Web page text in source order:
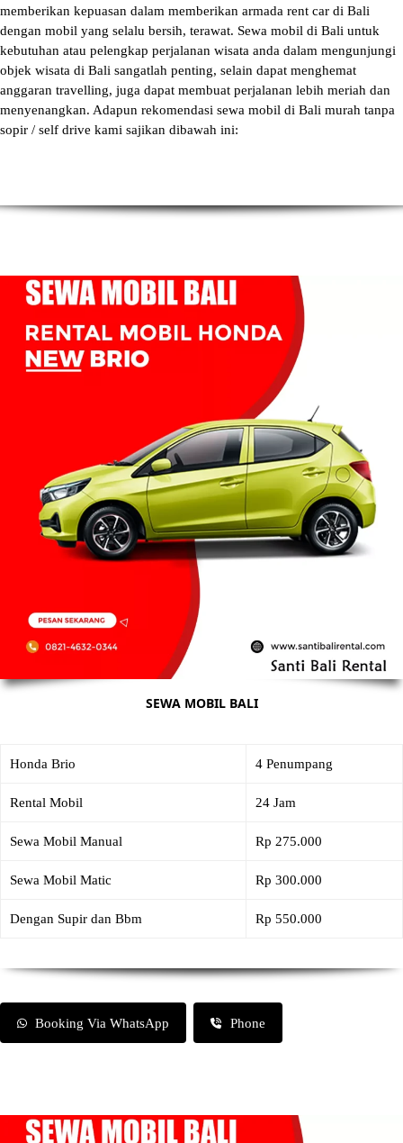
memberikan kepuasan dalam memberikan armada rent car di Bali
dengan mobil yang selalu bersih, terawat. Sewa mobil di Bali untuk
kebutuhan atau pelengkap perjalanan wisata anda dalam mengunjungi
objek wisata di Bali sangatlah penting, selain dapat menghemat
anggaran travelling, juga dapat membuat perjalanan lebih meriah dan
menyenangkan. Adapun rekomendasi sewa mobil di Bali murah tanpa
sopir / self drive kami sajikan dibawah ini:
SEWA MOBIL BALI
Honda Brio 4 Penumpang
Rental Mobil 24 Jam
Sewa Mobil Manual Rp 275.000
Sewa Mobil Matic Rp 300.000
Dengan Supir dan Bbm Rp 550.000
Booking Via WhatsApp Phone